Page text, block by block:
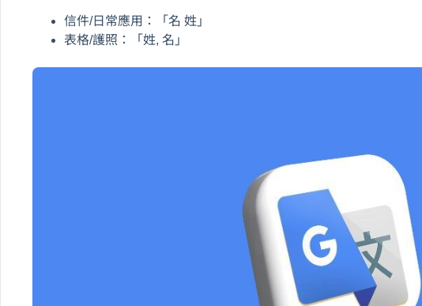
信件/日常應用：「名 姓」
表格/護照：「姓, 名」